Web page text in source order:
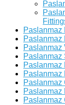
Paslanmaz
Paslanmaz
Paslanmaz
Paslanmaz
Paslanmaz
Paslanmaz
Paslanmaz
Paslanmaz
Paslanmaz